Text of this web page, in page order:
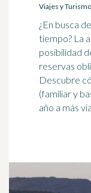
Viajes y Turismo
¿En busca
tiempo? La
posibilidad
reservas
Descubre
(familiar y
año a más